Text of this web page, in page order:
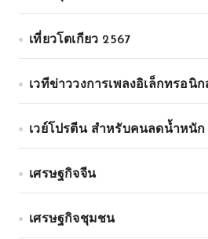
เที่ยวโตเกียว 2567
เวทีข่าววงการเพลงอิเล็กทรอนิก
เวย์โปรตีน สำหรับคนลดน้ำหนัก
เศรษฐกิจจีน
เศรษฐกิจชุมชน